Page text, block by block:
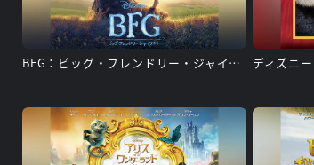
BFG：ビッグ・フレンドリー・ジャイアント